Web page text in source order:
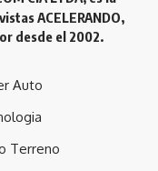
ACELERANDO,
desde el 2002.
Auto
Terreno